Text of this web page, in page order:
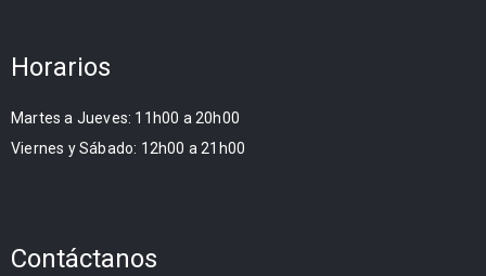
Horarios
Martes a Jueves: 11h00 a 20h00
Viernes y Sábado: 12h00 a 21h00
Contáctanos